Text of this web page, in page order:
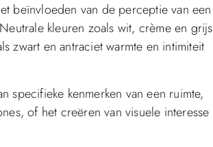
beïnvloeden van de perceptie van een
kleuren zoals wit, crème en grijs
zwart en antraciet warmte en intimiteit
specifieke kenmerken van een ruimte,
of het creëren van visuele interesse